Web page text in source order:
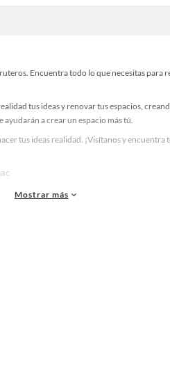
Encuentra todo lo que necesitas para
tus ideas y renovar tus espacios,
a crear un espacio más tú.
tus ideas realidad. ¡Visítanos y
de espacios. ¡Visítanos y descubre todo
Mostrar más